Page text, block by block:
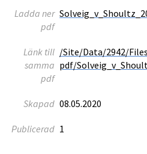
Ladda ner
pdf
Länk till
samma
pdf
/Site/Data/2942/
pdf/
Skapad 08.05.2020
Publicerad 1